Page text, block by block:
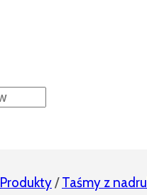
Produkty/ Taśmy z